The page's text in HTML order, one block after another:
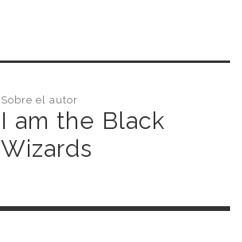
Sobre el autor
I am the Black
Wizards